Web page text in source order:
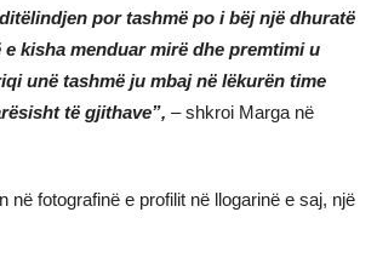
por tashmë po i bëj një dhuratë
e kisha menduar mirë dhe premtimi u
unë tashmë ju mbaj në lëkurën time
të gjithave”, – shkroi Marga në
në fotografinë e profilit në llogarinë e saj, një